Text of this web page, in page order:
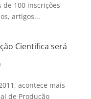
de 100 inscrições
artigos...
Cientifica será
acontece mais
de Produção